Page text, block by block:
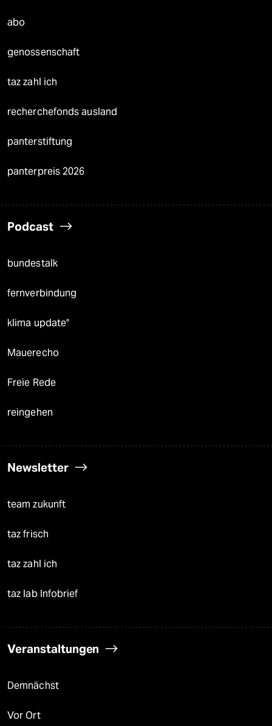
abo
genossenschaft
taz zahl ich
recherchefonds ausland
panterstiftung
panterpreis 2026
Podcast
bundestalk
fernverbindung
klima update°
Mauerecho
Freie Rede
reingehen
Newsletter
team zukunft
taz frisch
taz zahl ich
taz lab Infobrief
Veranstaltungen
Demnächst
Vor Ort